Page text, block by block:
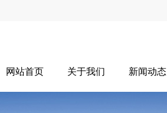
网站首页 关于我们 新闻动态